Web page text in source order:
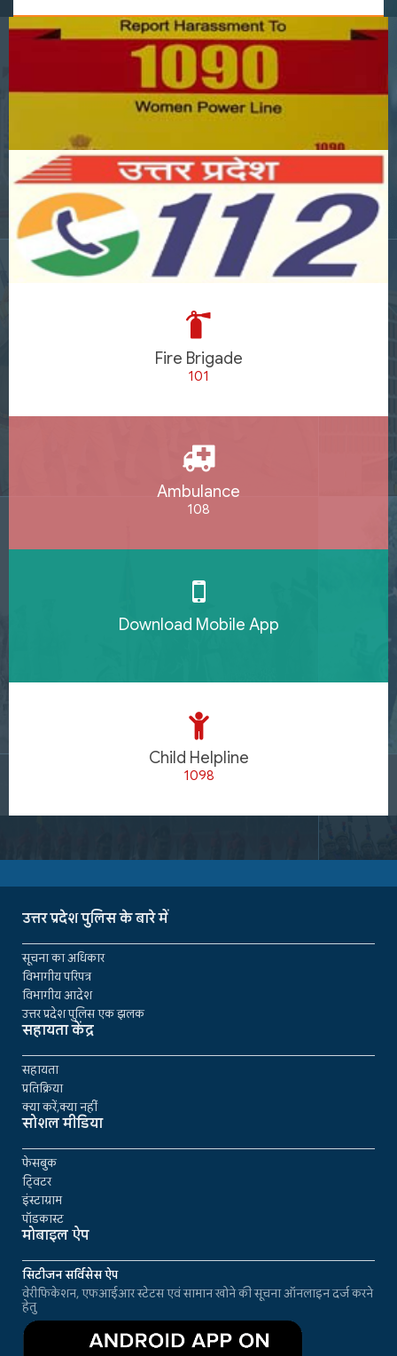
Fire Brigade
101
Ambulance
108
Download Mobile App
Child Helpline
1098
उत्तर प्रदेश पुलिस के बारे में
सूचना का अधिकार
विभागीय परिपत्र
विभागीय आदेश
उत्तर प्रदेश पुलिस एक झलक
सहायता केंद्र
सहायता
प्रतिक्रिया
क्या करें,क्या नहीं
सोशल मीडिया
फेसबुक
ट्विटर
इंस्टाग्राम
पॉडकास्ट
मोबाइल ऐप
सिटीजन सर्विसेस ऐप
वेरीफिकेशन, एफआईआर स्टेटस एवं सामान खोने की सूचना ऑनलाइन दर्ज करने
हेतु